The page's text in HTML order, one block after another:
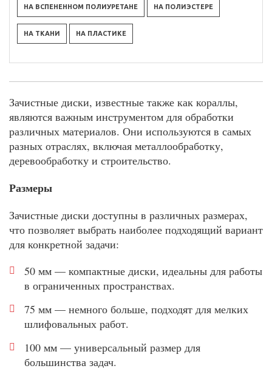
НА ВСПЕНЕННОМ ПОЛИУРЕТАНЕ НА ПОЛИЭСТЕРЕ
НА ТКАНИ НА ПЛАСТИКЕ
Зачистные диски, известные также как кораллы,
являются важным инструментом для обработки
различных материалов. Они используются в самых
разных отраслях, включая металлообработку,
деревообработку и строительство.
Размеры
Зачистные диски доступны в различных размерах,
что позволяет выбрать наиболее подходящий вариант
для конкретной задачи:
50 мм — компактные диски, идеальны для работы
в ограниченных пространствах.
75 мм — немного больше, подходят для мелких
шлифовальных работ.
100 мм — универсальный размер для
большинства задач.